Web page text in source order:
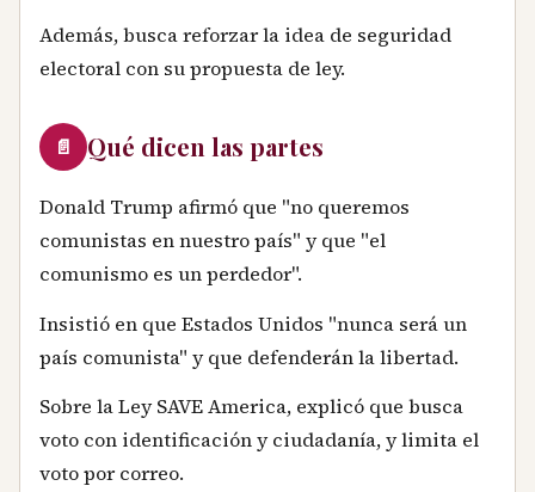
Además, busca reforzar la idea de seguridad
electoral con su propuesta de ley.
📄 Qué dicen las partes
Donald Trump afirmó que "no queremos
comunistas en nuestro país" y que "el
comunismo es un perdedor".
Insistió en que Estados Unidos "nunca será un
país comunista" y que defenderán la libertad.
Sobre la Ley SAVE America, explicó que busca
voto con identificación y ciudadanía, y limita el
voto por correo.